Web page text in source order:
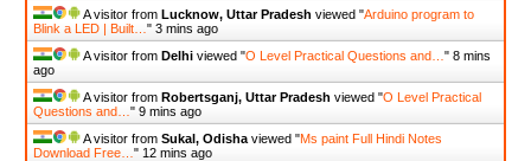
A visitor from Lucknow, Uttar Pradesh viewed "Arduino program to
Blink a LED | Built… " 3 mins ago
A visitor from Delhi viewed "O Level Practical Questions and… " 8 mins
ago
A visitor from Robertsganj, Uttar Pradesh viewed "O Level Practical
Questions and… " 9 mins ago
A visitor from Sukal, Odisha viewed "Ms paint Full Hindi Notes
Download Free… " 12 mins ago